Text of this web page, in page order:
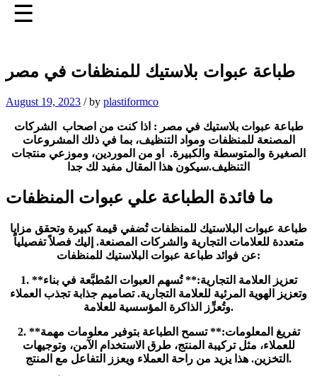
☰
طباعة عبوات بلاستيك للمنظفات في مصر
August 19, 2023 /by plastiformco
طباعة عبوات بلاستيك في مصر : اذا كنت من اصحاب الشركات
المصنعة للمنظفات ومواد التنظيف، بما في ذلك المشروعات
الصغيرة والمتوسطة والكبيرة. او من الموردين، وموزعي منتجات
التنظيف.سيكون هذا المقال مفيد لك جدا
ما فائدة الطباعة علي عبوات المنظفات
طباعة عبوات البلاستيك للمنظفات تُضفي قيمة كبيرة وتحقق مزايا
متعددة للعلامات التجارية والشركات المصنعة. إليك فصلاً تفصيلياً
عن فوائد طباعة عبوات البلاستيك للمنظفات:
1. **تعزيز العلامة التجارية:** تُسهم العبوات المُطبَّعة في بناء
وتعزيز الهوية المرئية للعلامة التجارية. تصاميم جذابة تجذب العملاء
وتُعزِّز الذاكرة المؤسسية للعلامة.
2. **تفريغ المعلومات:** تسمح الطباعة بتوفير معلومات مهمة
للعملاء، مثل تركيبة المنتج، طرق الاستخدام الآمن، وتوجيهات
التخزين. هذا يزيد من راحة العملاء ويعزز التفاعل مع المنتج.